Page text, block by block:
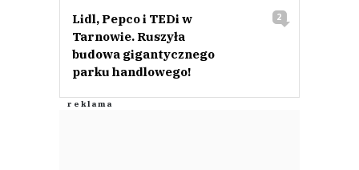
Lidl, Pepco i TEDi w
Tarnowie. Ruszyła
budowa gigantycznego
parku handlowego!
2